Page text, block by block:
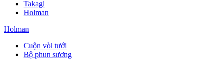
Takagi
Holman
Holman
Cuộn vòi tưới
Bộ phun sương